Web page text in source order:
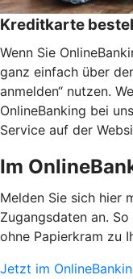
Kreditkarte
Wenn Sie
ganz einfach über
anmelden“ nutzen.
OnlineBanking bei
Service auf der
Im
Melden Sie sich hier
Zugangsdaten an.
ohne Papierkram zu
Jetzt im